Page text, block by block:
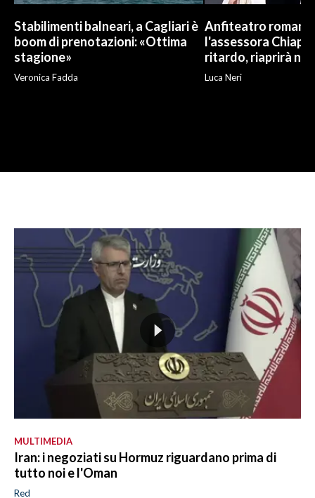
Stabilimenti balneari, a Cagliari è
boom di prenotazioni: «Ottima
stagione»
Veronica Fadda
Anfiteatro romano
l'assessora
ritardo, riaprirà nel
Luca Neri
MULTIMEDIA
Iran: i negoziati su Hormuz riguardano prima di
tutto noi e l'Oman
Red